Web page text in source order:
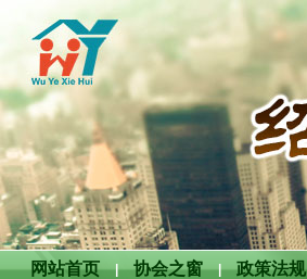
网站首页 | 协会之窗 | 政策法规